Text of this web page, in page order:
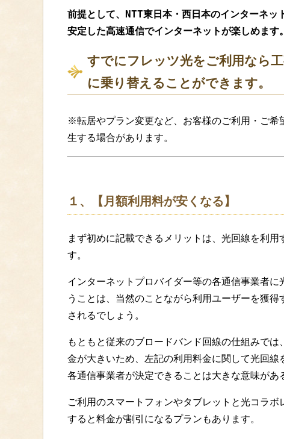
前提として、NTT東日本・西日本のインターネッ
安定した高速通信でインターネットが楽しめます。
すでにフレッツ光をご利用なら
に乗り替えることができます。
※転居やプラン変更など、お客様のご利用・ご
生する場合があります。
１、【月額利用料が安くなる】
まず初めに記載できるメリットは、光回線を利
す。
インターネットプロバイダー等の各通信事業者
うことは、当然のことながら利用ユーザーを獲
されるでしょう。
もともと従来のブロードバンド回線の仕組みで
金が大きいため、左記の利用料金に関して光回
各通信事業者が決定できることは大きな意味があ
ご利用のスマートフォンやタブレットと光コラ
すると料金が割引になるプランもあります。